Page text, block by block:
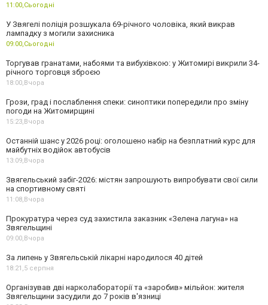
11:00,Сьогодні
У Звягелі поліція розшукала 69-річного чоловіка, який викрав
лампадку з могили захисника
09:00,Сьогодні
Торгував гранатами, набоями та вибухівкою: у Житомирі викрили 34-
річного торговця зброєю
18:00, Вчора
Грози, град і послаблення спеки: синоптики попередили про зміну
погоди на Житомирщині
15:23, Вчора
Останній шанс у 2026 році: оголошено набір на безплатний курс для
майбутніх водійок автобусів
13:09, Вчора
Звягельський забіг-2026: містян запрошують випробувати свої сили
на спортивному святі
11:08, Вчора
Прокуратура через суд захистила заказник «Зелена лагуна» на
Звягельщині
09:00, Вчора
За липень у Звягельській лікарні народилося 40 дітей
18:21,5 серпня
Організував дві нарколабораторії та «заробив» мільйон: жителя
Звягельщини засудили до 7 років в'язниці